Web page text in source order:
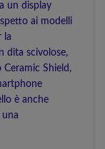
un display
ai modelli
la
dita scivolose,
Shield,
è anche
una